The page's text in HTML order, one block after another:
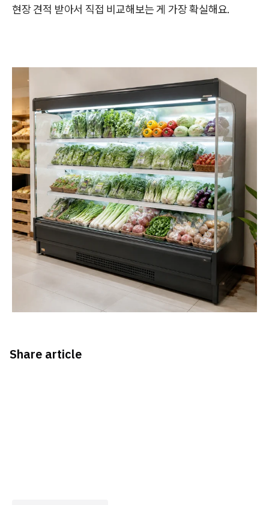
현장 견적 받아서 직접 비교해보는 게 가장 확실해요.
Share article